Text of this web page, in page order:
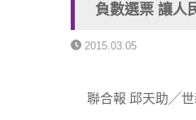
負數票協會章程草案
負數票協會會員名冊
歷年捐款芳名錄
負數選票 讓人
2015.03.05
聯合報 邱天助╱世